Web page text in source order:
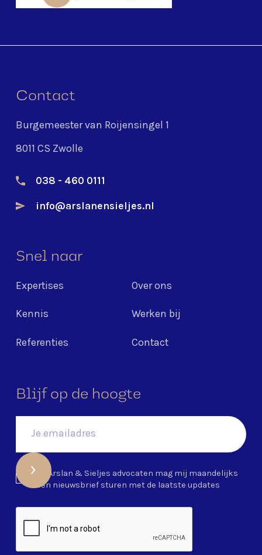
Contact
Burgemeester van Roijensingel 1
8011 CS Zwolle
038 - 460 0111
info@arslanensieljes.nl
Snel naar
Expertises Over ons
Kennis Werken bij
Referenties Contact
Blijf op de hoogte
Ja, Arslan & Sieljes advocaten mag mij maandelijks
een nieuwsbrief sturen met de laatste updates